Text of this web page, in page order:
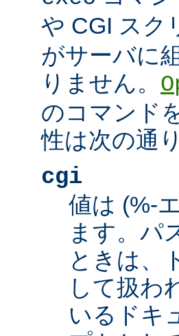
や CGI スク
がサーバに
りません。
のコマンド
性は次の通
cgi
値は (%-
ます。パ
ときは、
して扱わ
いるドキ